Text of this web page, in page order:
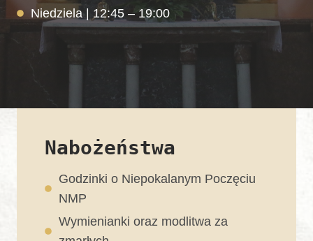
Niedziela | 12:45 – 19:00
Nabożeństwa
Godzinki o Niepokalanym Poczęciu
NMP
Wymienianki oraz modlitwa za